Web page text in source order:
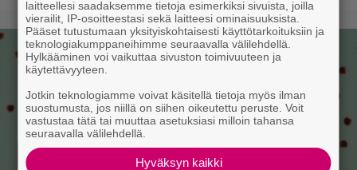
laitteellesi saadaksemme tietoja esimerkiksi sivuista, joilla
vierailit, IP-osoitteestasi sekä laitteesi ominaisuuksista.
Pääset tutustumaan yksityiskohtaisesti käyttötarkoituksiin ja
teknologiakumppaneihimme seuraavalla välilehdellä.
Hylkääminen voi vaikuttaa sivuston toimivuuteen ja
käytettävyyteen.
Jotkin teknologiamme voivat käsitellä tietoja myös ilman
suostumusta, jos niillä on siihen oikeutettu peruste. Voit
vastustaa tätä tai muuttaa asetuksiasi milloin tahansa
seuraavalla välilehdellä.
Hyväksyn kaikki